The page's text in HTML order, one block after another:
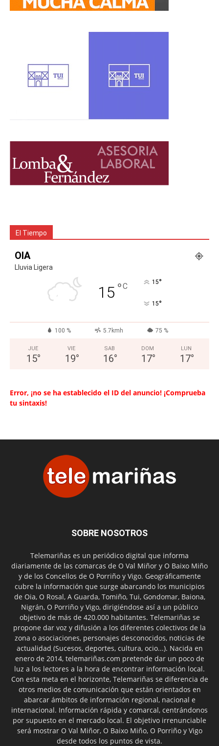
El Tiempo
OIA
Lluvia Ligera
15 °C 15°
15°
100 % 5.7kmh 75 %
JUE
15°
VIE
19°
SAB
16°
DOM
17°
LUN
17°
Error, ¡no se ha establecido el ID del anuncio! ¡Comprueba
tu sintaxis!
SOBRE NOSOTROS
Telemariñas es un periódico digital que informa
diariamente de las comarcas de O Val Miñor y O Baixo Miño
y de los Concellos de O Porriño y Vigo. Geográficamente
cubre la información que surge abarcando los municipios
de Oia, O Rosal, A Guarda, Tomiño, Tui, Gondomar, Baiona,
Nigrán, O Porriño y Vigo, dirigiéndose así a un público
objetivo de más de 420.000 habitantes. Telemariñas se
propone dar voz y difusión a los diferentes colectivos de la
zona o asociaciones, personajes desconocidos, noticias de
actualidad (Sucesos, deportes, cultura, ocio...). Nacida en
enero de 2014, telemariñas.com pretende dar un poco de
luz a los lectores a la hora de encontrar información local.
Con esta meta en el horizonte, Telemariñas se diferencia de
otros medios de comunicación que están orientados en
abarcar ámbitos de información regional, nacional e
internacional. Información rápida y comarcal, centrándonos
por supuesto en el mercado local. El objetivo irrenunciable
será mostrar O Val Miñor, O Baixo Miño, O Porriño y Vigo
desde todos los puntos de vista.